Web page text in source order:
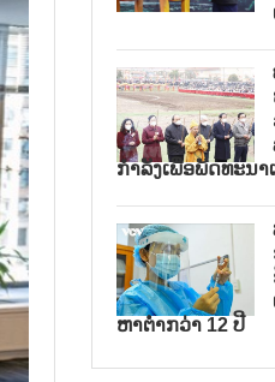
ກຳລັງເພື່ອພັດທະນ
ຫາຕ່ຳກວ່າ 12 ປີ